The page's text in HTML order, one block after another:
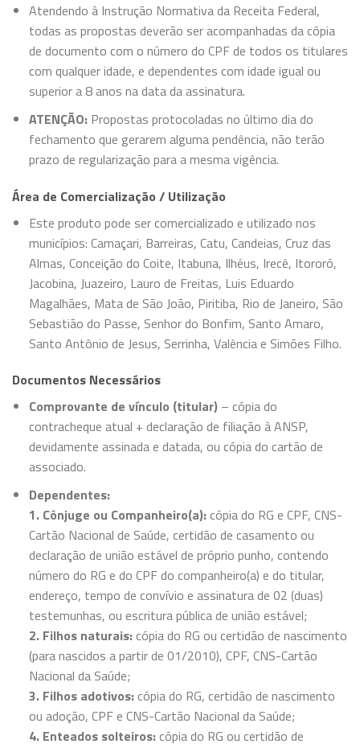
Atendendo à Instrução Normativa da Receita Federal,
todas as propostas deverão ser acompanhadas da cópia
de documento com o número do CPF de todos os titulares
com qualquer idade, e dependentes com idade igual ou
superior a 8 anos na data da assinatura.
ATENÇÃO:Propostas protocoladas no último dia do
fechamento que gerarem alguma pendência, não terão
prazo de regularização para a mesma vigência.
Área de Comercialização / Utilização
Este produto pode ser comercializado e utilizado nos
municípios: Camaçari, Barreiras, Catu, Candeias, Cruz das
Almas, Conceição do Coite, Itabuna, Ilhéus, Irecê, Itororó,
Jacobina, Juazeiro, Lauro de Freitas, Luis Eduardo
Magalhães, Mata de São João, Piritiba, Rio de Janeiro, São
Sebastião do Passe, Senhor do Bonfim, Santo Amaro,
Santo Antônio de Jesus, Serrinha, Valência e Simões Filho.
Documentos Necessários
Comprovante de vínculo (titular) – cópia do
contracheque atual + declaração de filiação à ANSP,
devidamente assinada e datada, ou cópia do cartão de
associado.
Dependentes:
1. Cônjuge ou Companheiro(a):cópia do RG e CPF, CNS-
Cartão Nacional de Saúde, certidão de casamento ou
declaração de união estável de próprio punho, contendo
número do RG e do CPF do companheiro(a) e do titular,
endereço, tempo de convívio e assinatura de 02 (duas)
testemunhas, ou escritura pública de união estável;
2. Filhos naturais:cópia do RG ou certidão de nascimento
(para nascidos a partir de 01/2010), CPF, CNS-Cartão
Nacional da Saúde;
3. Filhos adotivos:cópia do RG, certidão de nascimento
ou adoção, CPF e CNS-Cartão Nacional da Saúde;
4. Enteados solteiros:cópia do RG ou certidão de